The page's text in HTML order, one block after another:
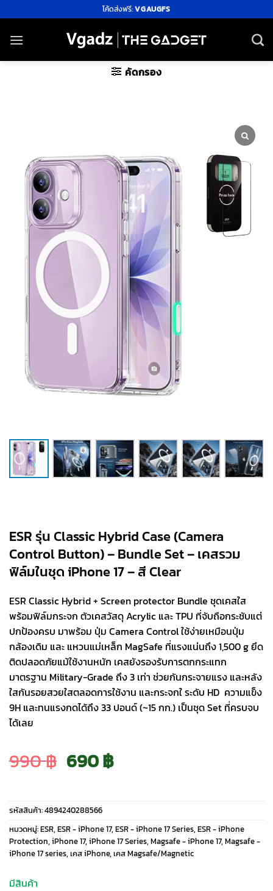
ไป
ยัง
โค้ดส่งฟรี:VGAUGFS
คัดกรอง
ESR รุ่น Classic Hybrid Case (Camera
Control Button) – Bundle Set – เคสรวม
ฟิล์มในชุด iPhone 17 – สี Clear
ESR Classic Hybrid + Screen protector Bundle ชุดเคสใส
พร้อมฟิล์มกระจก ตัวเคสวัสดุ Acrylic และ TPU ที่จับถือกระชับแต่
ปกป้องครบ มาพร้อม ปุ่ม Camera Control ใช้ง่ายเหมือนปุ่ม
กล้องเดิม และ แหวนแม่เหล็ก MagSafe ที่แรงแน่นถึง 1,500 g ยึด
ติดปลอดภัยแม้ใช้งานหนัก เคสยังรองรับการตกกระแทก
มาตรฐาน Military-Grade ถึง 3 เท่า ช่วยกันกระจายแรง และหลัง
ใสกันรอยสวยใสตลอดการใช้งาน และกระจกใ ระดับ HD ความแข็ง
9H และทนแรงกดได้ถึง 33 ปอนด์ (~15 กก.) เป็นชุด Set ที่ครบจบ
ได้เลย
990฿ Original
price
was:
990 ฿.
690฿Current
price
is:
690 ฿.
รหัสสินค้า:4894240288566
หมวดหมู่:ESR, ESR - iPhone 17, ESR - iPhone 17 Series, ESR - iPhone
Protection, iPhone 17, iPhone 17 Series, Magsafe - iPhone 17, Magsafe -
iPhone 17 series, เคส iPhone, เคส Magsafe/Magnetic
มีสินค้า